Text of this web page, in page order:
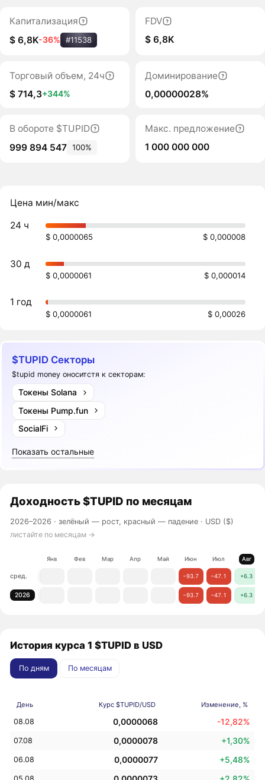
Капитализация
$ 6,8K-36% #11538
FDV
$ 6,8K
Торговый объем, 24ч
$ 714,3+344%
Доминирование
0,00000028%
В обороте $TUPID
999 894 547 100%
Макс. предложение
1 000 000 000
Цена мин/макс
24 ч
$ 0,0000065 $ 0,000008
30 д
$ 0,0000061 $ 0,000014
1 год
$ 0,0000061 $ 0,00026
$TUPID Секторы
$tupid money оноситстя к секторам:
Токены Solana
Токены Pump.fun
SocialFi
Показать остальные
Доходность$TUPID по месяцам
2026–2026 ·зелёный — рост, красный — падение · USD ($)
листайте по месяцам →
Янв Фев Мар Апр Май Июн Июл Авг
сред. −93.7 −47.1 +6.3
2026 −93.7 −47.1 +6.3
История курса 1 $TUPID в USD
По дням По месяцам
День Курс $TUPID/USD Изменение, %
08.08 0,0000068 -12,82%
07.08 0,0000078 +1,30%
06.08 0,0000077 +5,48%